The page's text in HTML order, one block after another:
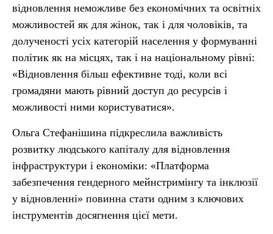
відновлення неможливе без економічних та освітніх
можливостей як для жінок, так і для чоловіків, та
долученості усіх категорій населення у формуванні
політик як на місцях, так і на національному рівні:
«Відновлення більш ефективне тоді, коли всі
громадяни мають рівний доступ до ресурсів і
можливості ними користуватися».
Ольга Стефанішина підкреслила важливість
розвитку людського капіталу для відновлення
інфраструктури і економіки: «Платформа
забезпечення гендерного мейнстримінгу та інклюзії
у відновленні» повинна стати одним з ключових
інструментів досягнення цієї мети.